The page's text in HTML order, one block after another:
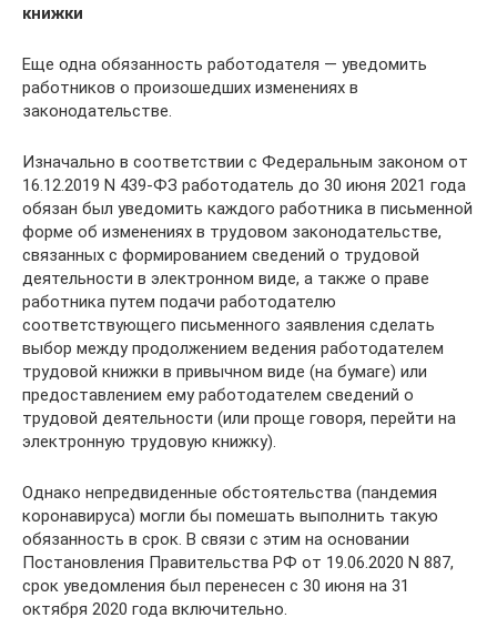
книжки
Еще одна обязанность работодателя — уведомить
работников о произошедших изменениях в
законодательстве.
Изначально в соответствии с Федеральным законом от
16.12.2019 N 439-ФЗ работодатель до 30 июня 2021 года
обязан был уведомить каждого работника в письменной
форме об изменениях в трудовом законодательстве,
связанных с формированием сведений о трудовой
деятельности в электронном виде, а также о праве
работника путем подачи работодателю
соответствующего письменного заявления сделать
выбор между продолжением ведения работодателем
трудовой книжки в привычном виде (на бумаге) или
предоставлением ему работодателем сведений о
трудовой деятельности (или проще говоря, перейти на
электронную трудовую книжку).
Однако непредвиденные обстоятельства (пандемия
коронавируса) могли бы помешать выполнить такую
обязанность в срок. В связи с этим на основании
Постановления Правительства РФ от 19.06.2020 N 887,
срок уведомления был перенесен с 30 июня на 31
октября 2020 года включительно.